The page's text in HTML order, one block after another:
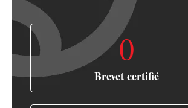
Brevet certifié
0